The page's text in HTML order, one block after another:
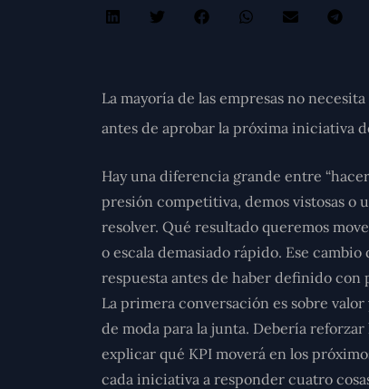
La mayoría de las empresas no
antes de aprobar la próxima iniciativa
Hay una diferencia grande entre
presión competitiva, demos vistosas o
resolver. Qué resultado queremos
o escala demasiado rápido. Ese
respuesta antes de haber definido
La primera conversación es sobre valor
de moda para la junta. Debería
explicar qué KPI moverá en los
cada iniciativa a responder cuatro